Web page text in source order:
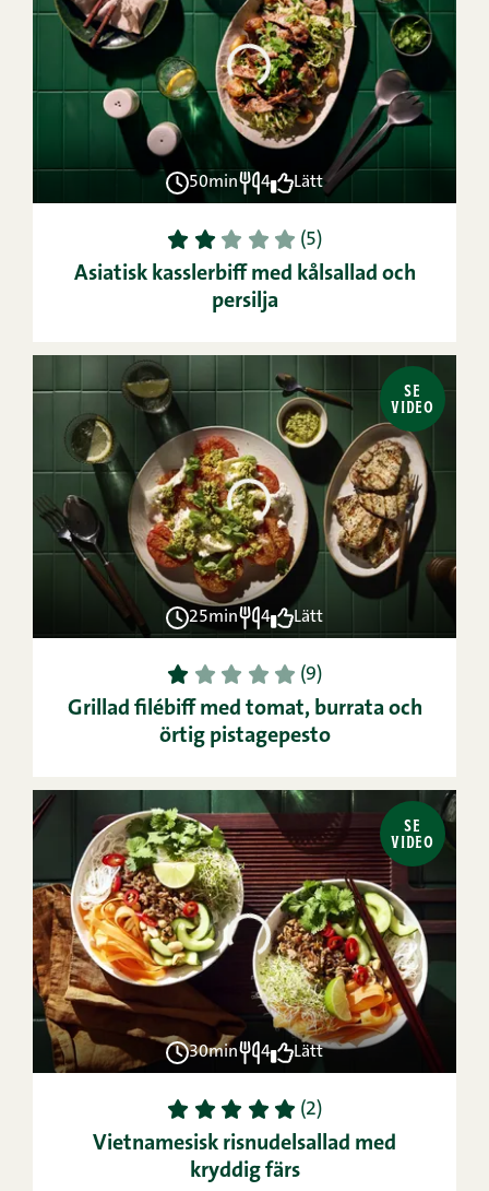
50min 4 Lätt
1 2 3 4 5 (5)
Asiatisk kasslerbiff med kålsallad och
persilja
SE
VIDEO
25min 4 Lätt
1 2 3 4 5 (9)
Grillad filébiff med tomat, burrata och
örtig pistagepesto
SE
VIDEO
30min 4 Lätt
1 2 3 4 5 (2)
Vietnamesisk risnudelsallad med
kryddig färs